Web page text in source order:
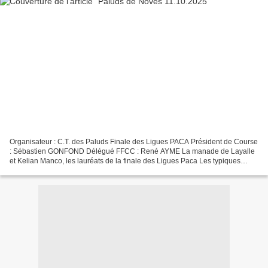
Organisateur : C.T. des Paluds Finale des Ligues PACA Président de Course
: Sébastien GONFOND Délégué FFCC : René AYME La manade de Layalle
et Kelian Manco, les lauréats de la finale des Ligues Paca Les typiques